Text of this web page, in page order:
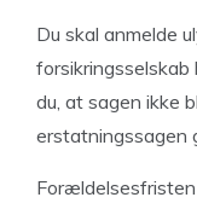
Du skal anmelde
forsikringsselskab
du, at sagen ikke
erstatningssagen